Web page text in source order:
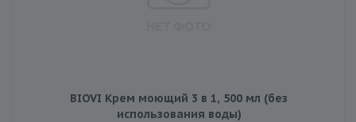
BIOVI Крем моющий 3 в 1, 500 мл (без
использования воды)